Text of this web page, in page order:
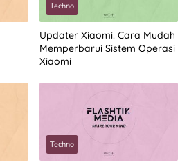
Techno
Updater Xiaomi: Cara Mudah
Memperbarui Sistem Operasi
Xiaomi
Techno